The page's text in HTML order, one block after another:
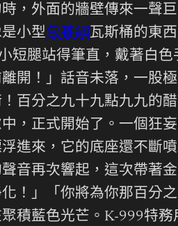
，外面的牆壁傳來一聲
小型包養網瓦斯桶的東
短腿站得筆直，戴著白
開！」話音未落，一股
百分之九十九點九九的
，正式開始了。一個狂
進來，它的底座還不斷
音再次響起，這次帶著
！」「你將為你那百分
積藍色光芒。K-999特務